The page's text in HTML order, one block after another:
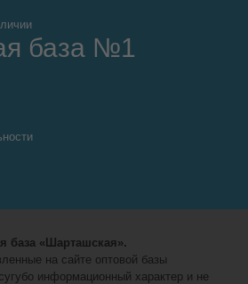
база №1
база «Шарташская».
на сайте оптовой базы
информационный характер и не